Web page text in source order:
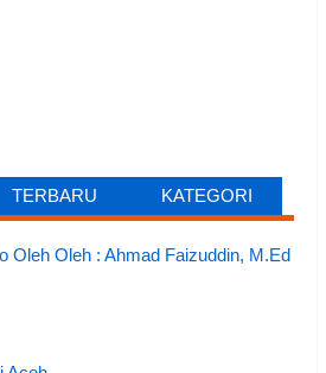
TERBARU KATEGORI
Oleh Oleh : Ahmad Faizuddin, M.Ed